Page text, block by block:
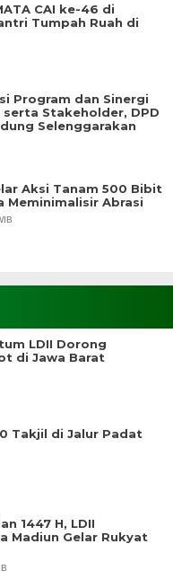
CAI ke-46 di
Tumpah Ruah di
Program dan Sinergi
Stakeholder, DPD
Selenggarakan
Aksi Tanam 500 Bibit
Meminimalisir Abrasi
LDII Dorong
di Jawa Barat
Takjil di Jalur Padat
1447 H, LDII
Madiun Gelar Rukyat